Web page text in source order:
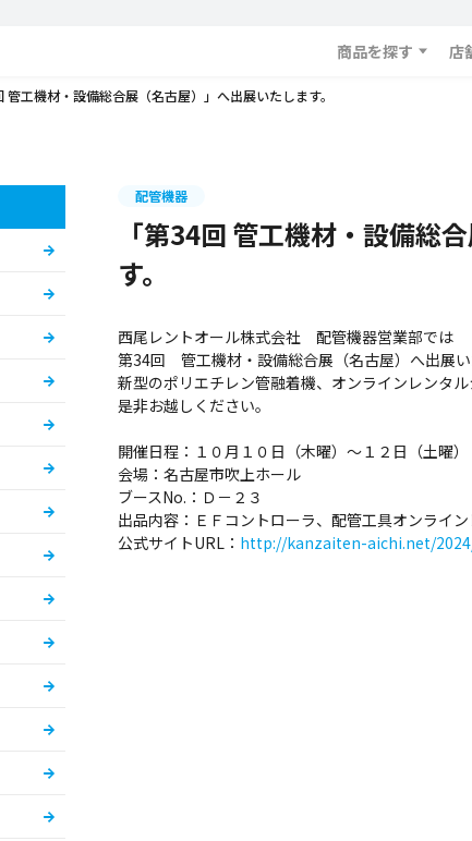
商品を探す 店
管工機材・設備総合展（名古屋）」へ出展いたします。
配管機器
「第34回 管工機材・設備総
す。
西尾レントオール株式会社 配管機器営業部では
第34回 管工機材・設備総合展（名古屋）へ出展い
新型のポリエチレン管融着機、オンラインレンタ
是非お越しください。
開催日程：１０月１０日（木曜）～１２日（土曜）
会場：名古屋市吹上ホール
ブースNo.：Ｄ－２３
出品内容：ＥＦコントローラ、配管工具オンライ
公式サイトURL： http://kanzaiten-aichi.net/